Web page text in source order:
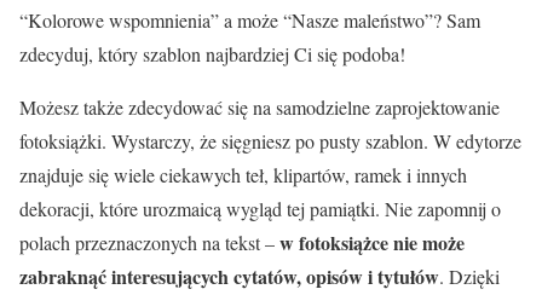
“Kolorowe wspomnienia” a może “Nasze maleństwo”? Sam
zdecyduj, który szablon najbardziej Ci się podoba!
Możesz także zdecydować się na samodzielne zaprojektowanie
fotoksiążki. Wystarczy, że sięgniesz po pusty szablon. W edytorze
znajduje się wiele ciekawych teł, klipartów, ramek i innych
dekoracji, które urozmaicą wygląd tej pamiątki. Nie zapomnij o
polach przeznaczonych na tekst –w fotoksiążce nie może
zabraknąć interesujących cytatów, opisów i tytułów. Dzięki